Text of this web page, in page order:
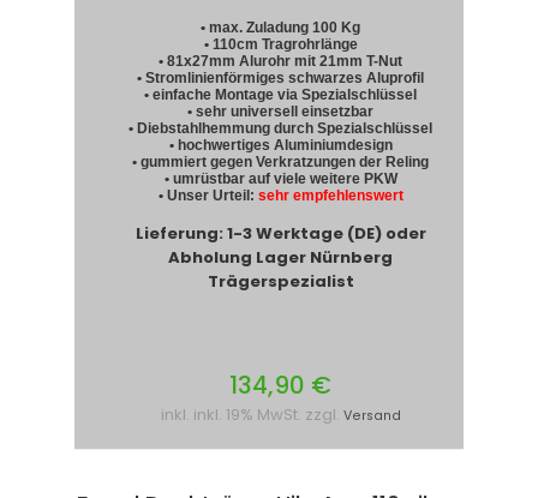
• max. Zuladung 100 Kg
• 110cm Tragrohrlänge
• 81x27mm Alurohr mit 21mm T-Nut
• Stromlinienförmiges schwarzes Aluprofil
• einfache Montage via Spezialschlüssel
• sehr universell einsetzbar
• Diebstahlhemmung durch Spezialschlüssel
• hochwertiges Aluminiumdesign
• gummiert gegen Verkratzungen der Reling
• umrüstbar auf viele weitere PKW
• Unser Urteil: sehr empfehlenswert
Lieferung: 1-3 Werktage (DE) oder
Abholung Lager Nürnberg
Trägerspezialist
134,90 €
inkl. inkl. 19% MwSt. zzgl. Versand